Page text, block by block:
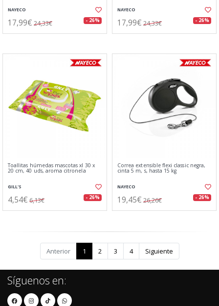
NAYECO
17,99€ 24,33€ - 26%
NAYECO
17,99€ 24,33€ - 26%
Toallitas húmedas mascotas xl 30 x
20 cm, 40 uds, aroma citronela
GILL'S
4,54€ 6,13€ - 26%
Correa extensible flexi classic negra,
cinta 5 m, s, hasta 15 kg
NAYECO
19,45€ 26,26€ - 26%
Anterior 1 2 3 4 Siguiente
Síguenos en: